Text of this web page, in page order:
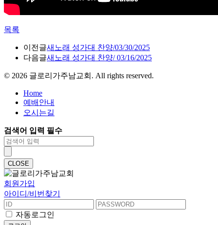
목록
이전글새노래 성가대 찬양/03/30/2025
다음글새노래 성가대 찬양/ 03/16/2025
© 2026 글로리가주남교회. All rights reserved.
Home
예배안내
오시는길
검색어 입력 필수
CLOSE
회원가입
아이디/비번찾기
자동로그인